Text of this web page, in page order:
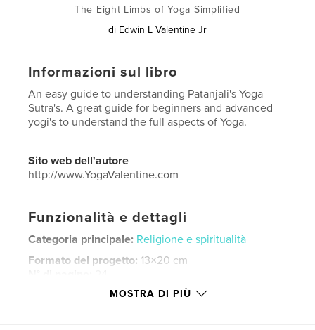
The Eight Limbs of Yoga Simplified
di Edwin L Valentine Jr
Informazioni sul libro
An easy guide to understanding Patanjali's Yoga
Sutra's. A great guide for beginners and advanced
yogi's to understand the full aspects of Yoga.
Sito web dell'autore
http://www.YogaValentine.com
Funzionalità e dettagli
Categoria principale: Religione e spiritualità
Formato del progetto: 13×20 cm
Data di pubblicazione:ago 26, 2015
MOSTRA DI PIÙ